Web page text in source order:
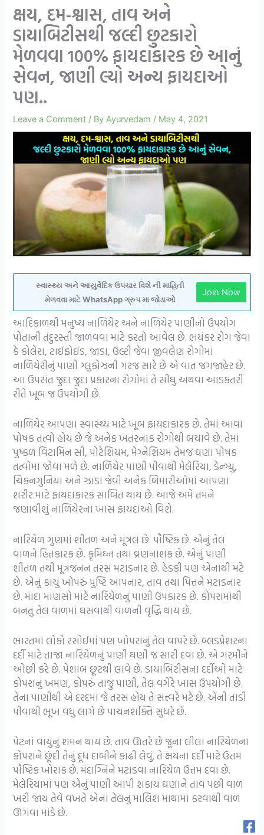
ક્ષય, દમ-શ્વાસ, તાવ અને
ડાયાબિટીસથી જલ્દી છુટકારો
મેળવવા 100% ફાયદાકારક છે આનું
સેવન, જાણી લ્યો અન્ય ફાયદાઓ
પણ..
Leave a Comment / By Ayurvedam / May 4, 2021
સ્વાસ્થ્ય અને આયુર્વેદિક ઉપચાર વિશે ની માહિતી
મેળવવા માટે WhatsApp ગ્રુપ મા જોડાઓ
Join Now
આદિકાળથી મનુષ્ય નાળિયેર અને નાળિયેર પાણીનો ઉપયોગ
પોતાની તંદુરસ્તી જાળવવા માટે કરતો આવેલ છે. ભયંકર રોગ જેવા
કે કોલેરા, ટાઈફોઈડ, જાડા, ઉલ્ટી જેવા જીવલેણ રોગોમાં
નાળિયેરીનું પાણી ગ્લુકોઝની ગરજ સારે છે એ વાત જગજાહેર છે.
આ ઉપરાંત જુદા જુદા પ્રકારના રોગોમાં તે સીઘુ અથવા આડકતરી
રીતે ખૂબ જ ઉપયોગી છે.
નાળિયેર આપણા સ્વાસ્થ્ય માટે ખૂબ ફાયદાકારક છે. તેમાં આવા
પોષક તત્વો હોય છે જે અનેક ખતરનાક રોગોથી બચાવે છે. તેમાં
પુષ્કળ વિટામિન સી, પોટેશિયમ, મેગ્નેશિયમ તેમજ ઘણા પોષક
તત્વોમાં જોવા મળે છે. નાળિયેર પાણી પીવાથી મેલેરિયા, ડેન્ગ્યુ,
ચિકનગુનિયા અને ઝાડા જેવી અનેક બિમારીઓમાં આપણા
શરીર માટે ફાયદાકારક સાબિત થાય છે. આજે અમે તમને
જણાવીશું નાળિયેરના ખાસ ફાયદાઓ વિશે.
નારિયેળ ગુણમાં શીતળ અને મૂત્રલ છે. પૌષ્ટિક છે. એનું તેલ
વાળને હિતકારક છે. કૃમિઘ્ન તથા વ્રણનાશક છે. એનું પાણી
શીતળ તથી મૂત્રજનન તરસ મટાડનાર છે. હેડકી પણ એનાથી મટે
છે. એનું કાચુ ખોપરું પુષ્ટિ આપનાર, તાવ તથા પિત્તને મટાડનાર
છે. માંદા માણસો માટે નારિયેળનું પાણી ઉપકારક છે. કોપરામાંથી
બનતું તેલ વાળમાં ઘસવાથી વાળની વૃદ્ધિ થાય છે.
ભારતમાં લોકો રસોઈમાં પણ ખોપરાનું તેલ વાપરે છે. બ્લડપ્રેશરના
દર્દી માટે તાજા નારિયેળનું પાણી ઘણી જ સારી દવા છે. એ ગરમીને
ઓછી કરે છે. પેશાબ છૂટથી લાવે છે. ડાયાબિટીસના દર્દીઓ માટે
કોપરાનું ખમણ, કોપરું તાજું પાણી, તેલ વગેરે ખાસ ઉપયોગી છે.
તેના પાણીથી એ દરદમાં જે તરસ હોય તે સત્ત્વરે મટે છે. એની તાડી
પીવાથી ભૂખ વધુ લાગે છે પાચનશક્તિ સુધરે છે.
પેટનાં વાયુનું શમન થાય છે. તાવ ઊતરે છે જૂના લીલા નારિયેળના
કોપરાને છૂંદી તેનું દૂધ દાબીને કાઢી લેવું. તે ક્ષયના દર્દી માટે ઉત્તમ
પૌષ્ટિક ખોરાક છે. મંદાગ્નિને મટાડવા નારિયેળ ઉત્તમ દવા છે.
મેલેરિયામાં પણ એનું પાણી આપી શકાય ઘણાને તાવ પછી વાળ
ખરી જાય તેવે વખતે એનાં તેલનું માલિશ માથામાં કરવાથી વાળ
ઊગવા માંડે છે.